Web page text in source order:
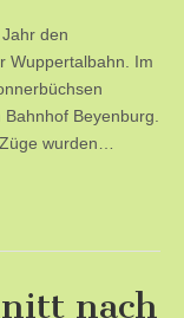
den
Wuppertalbahn. Im
Beyenburg.
wurden…
nach